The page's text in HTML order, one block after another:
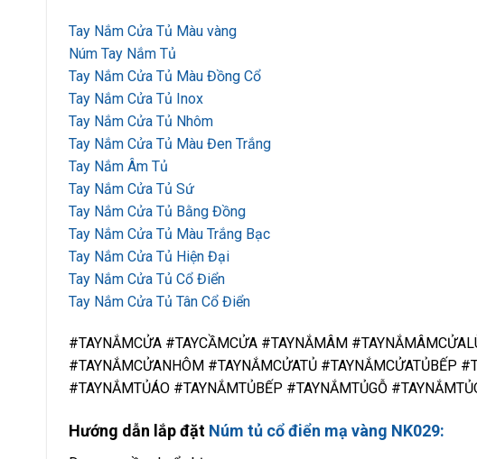
Tay Nắm Cửa Tủ Màu vàng
Núm Tay Nắm Tủ
Tay Nắm Cửa Tủ Màu Đồng Cổ
Tay Nắm Cửa Tủ Inox
Tay Nắm Cửa Tủ Nhôm
Tay Nắm Cửa Tủ Màu Đen Trắng
Tay Nắm Âm Tủ
Tay Nắm Cửa Tủ Sứ
Tay Nắm Cửa Tủ Bằng Đồng
Tay Nắm Cửa Tủ Màu Trắng Bạc
Tay Nắm Cửa Tủ Hiện Đại
Tay Nắm Cửa Tủ Cổ Điển
Tay Nắm Cửa Tủ Tân Cổ Điển
#TAYNẮMCỬA #TAYCẦMCỬA #TAYNẮMÂM
#TAYNẮMCỬANHÔM #TAYNẮMCỬATỦ #TAYNẮMCỬATỦBẾP
#TAYNẮMTỦÁO #TAYNẮMTỦBẾP #TAYNẮMTỦGỖ
Hướng dẫn lắp đặt Núm tủ cổ điển mạ vàng NK029: